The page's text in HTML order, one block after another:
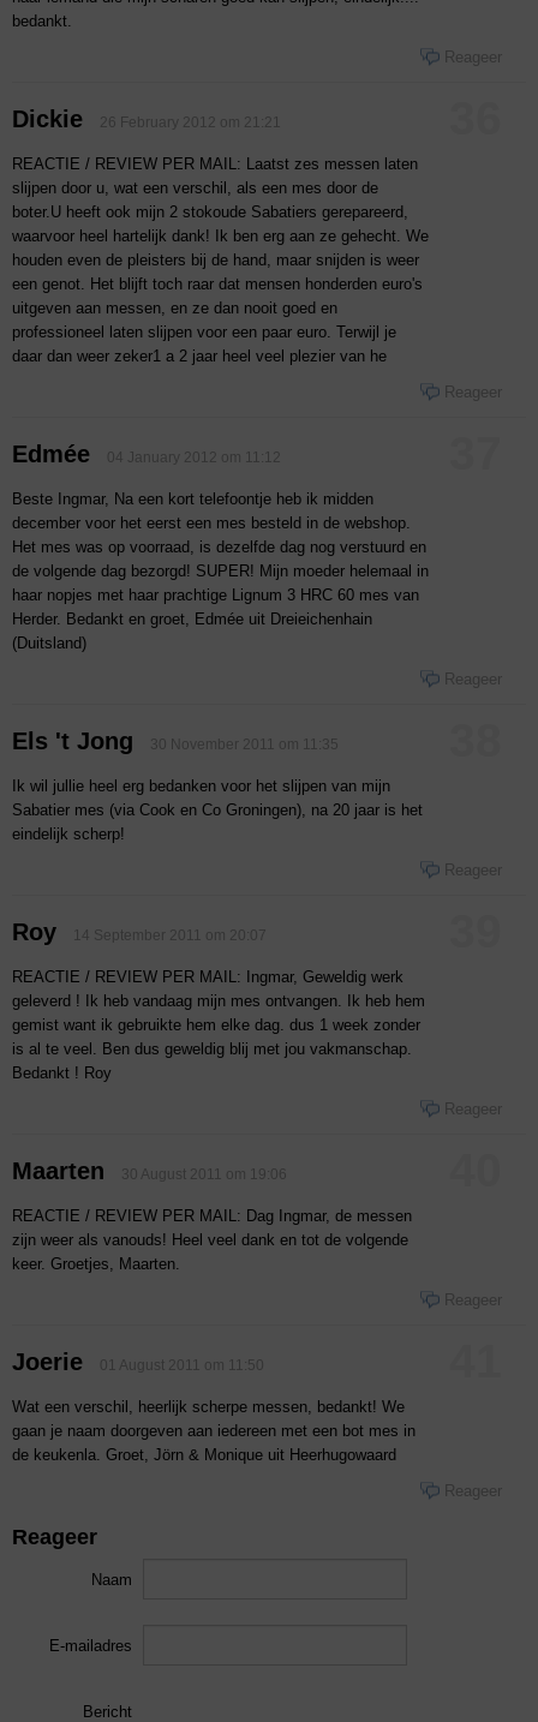
bedankt.
Reageer
Dickie 26 February 2012 om 21:21
REACTIE / REVIEW PER MAIL: Laatst zes messen laten
slijpen door u, wat een verschil, als een mes door de
boter.U heeft ook mijn 2 stokoude Sabatiers gerepareerd,
waarvoor heel hartelijk dank! Ik ben erg aan ze gehecht. We
houden even de pleisters bij de hand, maar snijden is weer
een genot. Het blijft toch raar dat mensen honderden euro's
uitgeven aan messen, en ze dan nooit goed en
professioneel laten slijpen voor een paar euro. Terwijl je
daar dan weer zeker1 a 2 jaar heel veel plezier van he
Reageer
Edmée 04 January 2012 om 11:12
Beste Ingmar, Na een kort telefoontje heb ik midden
december voor het eerst een mes besteld in de webshop.
Het mes was op voorraad, is dezelfde dag nog verstuurd en
de volgende dag bezorgd! SUPER! Mijn moeder helemaal in
haar nopjes met haar prachtige Lignum 3 HRC 60 mes van
Herder. Bedankt en groet, Edmée uit Dreieichenhain
(Duitsland)
Reageer
Els 't Jong 30 November 2011 om 11:35
Ik wil jullie heel erg bedanken voor het slijpen van mijn
Sabatier mes (via Cook en Co Groningen), na 20 jaar is het
eindelijk scherp!
Reageer
Roy 14 September 2011 om 20:07
REACTIE / REVIEW PER MAIL: Ingmar, Geweldig werk
geleverd ! Ik heb vandaag mijn mes ontvangen. Ik heb hem
gemist want ik gebruikte hem elke dag. dus 1 week zonder
is al te veel. Ben dus geweldig blij met jou vakmanschap.
Bedankt ! Roy
Reageer
Maarten 30 August 2011 om 19:06
REACTIE / REVIEW PER MAIL: Dag Ingmar, de messen
zijn weer als vanouds! Heel veel dank en tot de volgende
keer. Groetjes, Maarten.
Reageer
Joerie 01 August 2011 om 11:50
Wat een verschil, heerlijk scherpe messen, bedankt! We
gaan je naam doorgeven aan iedereen met een bot mes in
de keukenla. Groet, Jörn & Monique uit Heerhugowaard
Reageer
Reageer
Naam
E-mailadres
Bericht